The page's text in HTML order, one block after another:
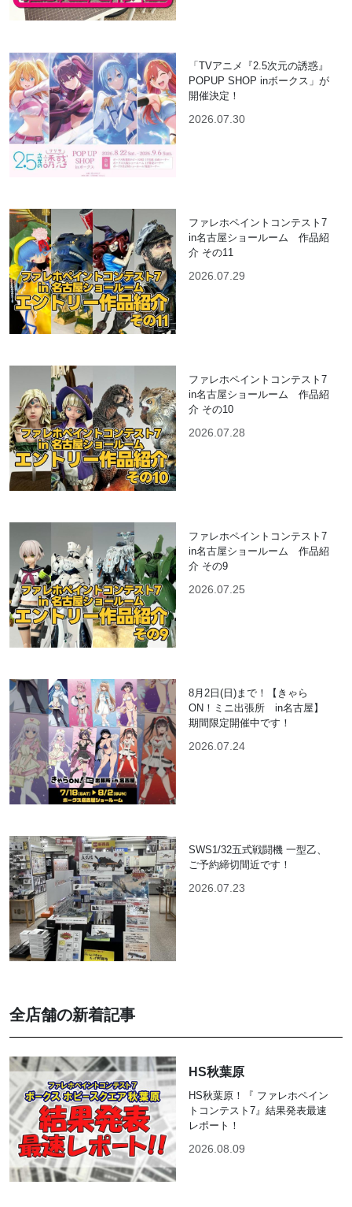
「TVアニメ『2.5次元の誘惑』
POPUP SHOP inボークス」が
開催決定！
2026.07.30
ファレホペイントコンテスト7
in名古屋ショールーム 作品紹
介 その11
2026.07.29
ファレホペイントコンテスト7
in名古屋ショールーム 作品紹
介 その10
2026.07.28
ファレホペイントコンテスト7
in名古屋ショールーム 作品紹
介 その9
2026.07.25
8月2日(日)まで！【きゃら
ON！ミニ出張所 in名古屋】
期間限定開催中です！
2026.07.24
SWS1/32五式戦闘機 一型乙、
ご予約締切間近です！
2026.07.23
全店舗の新着記事
HS秋葉原
HS秋葉原！『 ファレホペイン
トコンテスト7』結果発表最速
レポート！
2026.08.09